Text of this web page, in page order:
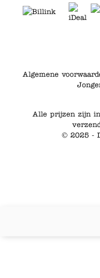
Algemene
Alle prijzen zijn
© 2025 -